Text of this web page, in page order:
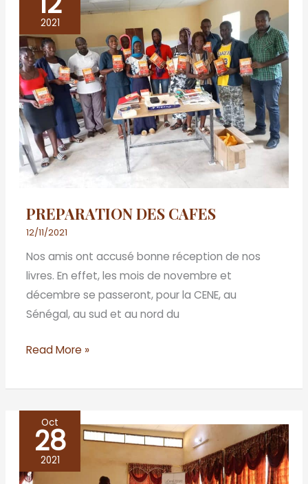
2021
PREPARATION DES CAFES
12/11/2021
Nos amis ont accusé bonne réception de nos
livres. En effet, les mois de novembre et
décembre se passeront, pour la CENE, au
Sénégal, au sud et au nord du
DES
CAFES
Read More »
Oct
28
2021
DSCHANG
TIENT
SON